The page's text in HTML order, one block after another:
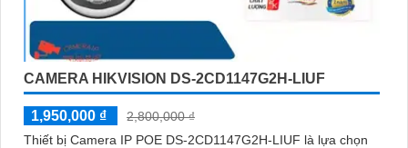
CAMERA HIKVISION DS-2CD1147G2H-LIUF
1,950,000 ₫
2,800,000 ₫
Thiết bị Camera IP POE DS-2CD1147G2H-LIUF là lựa chọn